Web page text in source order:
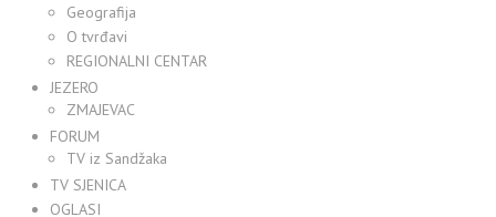
Geografija
O tvrđavi
REGIONALNI CENTAR
JEZERO
ZMAJEVAC
FORUM
TV iz Sandžaka
TV SJENICA
OGLASI